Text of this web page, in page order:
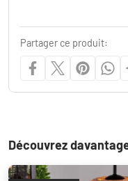
Partager ce produit:
Découvrez